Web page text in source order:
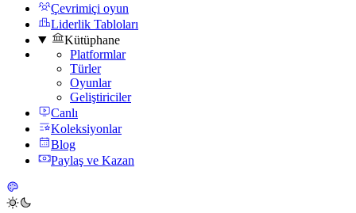
Çevrimiçi oyun
Liderlik Tabloları
Kütüphane
Platformlar
Türler
Oyunlar
Geliştiriciler
Canlı
Koleksiyonlar
Blog
Paylaş ve Kazan